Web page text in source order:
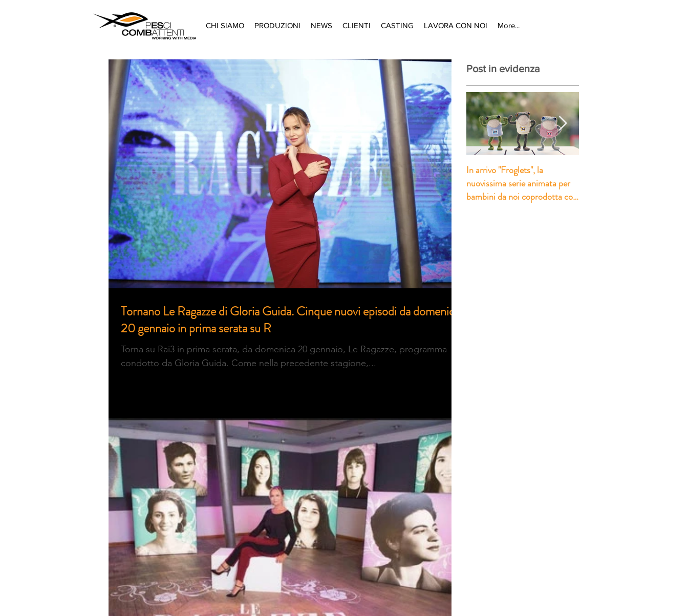
CHI SIAMO PRODUZIONI NEWS CLIENTI CASTING LAVORA CON NOI More...
Tornano Le Ragazze di Gloria Guida. Cinque nuovi episodi da domenica
20 gennaio in prima serata su R
Torna su Rai3 in prima serata, da domenica 20 gennaio, Le Ragazze, programma
condotto da Gloria Guida. Come nella precedente stagione,...
Post in evidenza
In arrivo "Froglets", la
nuovissima serie animata per
bambini da noi coprodotta con